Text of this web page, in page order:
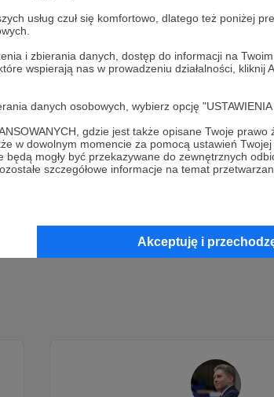
usług czuł się komfortowo, dlatego też poniżej
i zbierania danych, dostęp do informacji na
wspierają nas w prowadzeniu działalności, kliknij
danych osobowych, wybierz opcję "USTAWIENIA
gdzie jest także opisane Twoje prawo
w dowolnym momencie za pomocą ustawień
mogły być przekazywane do zewnętrznych
szczegółowe informacje na temat
Akceptuję i
grona Patronów!
Marcin Ogdowskijuż teraz!